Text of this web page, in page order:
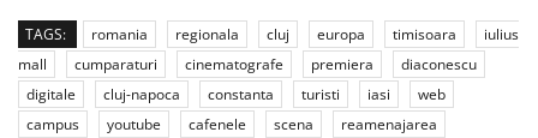
TAGS: romania regionala cluj europa timisoara
iulius
mall
cumparaturi cinematografe premiera
diaconescu
digitale
cluj-napoca constanta turisti iasi
web
campus
youtube cafenele scena
reamenajarea